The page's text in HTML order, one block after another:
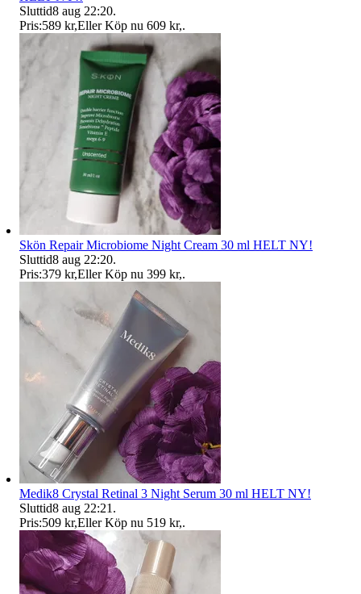
Sluttid8 aug 22:20.
Pris:589 kr,Eller Köp nu 609 kr,.
Skön Repair Microbiome Night Cream 30 ml HELT NY!
Sluttid8 aug 22:20.
Pris:379 kr,Eller Köp nu 399 kr,.
Medik8 Crystal Retinal 3 Night Serum 30 ml HELT NY!
Sluttid8 aug 22:21 .
Pris:509 kr,Eller Köp nu 519 kr,.